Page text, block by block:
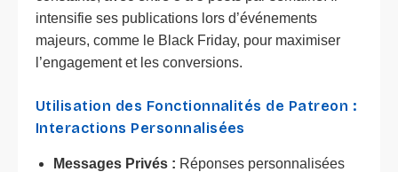
intensifie ses publications lors d’événements
majeurs, comme le Black Friday, pour maximiser
l’engagement et les conversions.
Utilisation des Fonctionnalités de Patreon :
Interactions Personnalisées
Messages Privés : Réponses personnalisées